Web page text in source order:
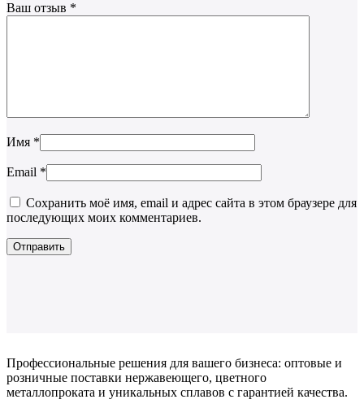
Ваш отзыв *
Имя *
Email *
Сохранить моё имя, email и адрес сайта в этом браузере для
последующих моих комментариев.
Профессиональные решения для вашего бизнеса: оптовые и
розничные поставки нержавеющего, цветного
металлопроката и уникальных сплавов с гарантией качества.